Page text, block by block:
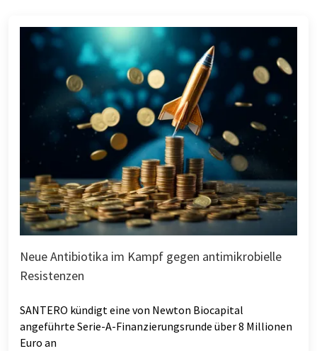
Neue Antibiotika im Kampf gegen antimikrobielle
Resistenzen
SANTERO kündigt eine von Newton Biocapital
angeführte Serie-A-Finanzierungsrunde über 8 Millionen
Euro an